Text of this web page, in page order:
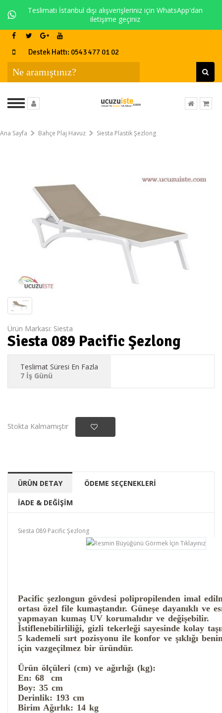
Teslimatı İstanbul dışı alışverişleriniz için WhatsApp'dan
iletişime geçiniz
Destek Hattı: 0543 477 01 02
Ana Sayfa Bahçe Plaj Havuz Siesta Plastik Şezlong
Ürün Markası: Siesta
Siesta 089 Pacific Şezlong
Teslimat Süresi En Fazla
7 İş Günü
Stokta Kalmamıştır
ÜRÜN DETAY ÖDEME SEÇENEKLERİ
İADE & DEĞİŞİM
Siesta 089 Pacific Şezlong
Pacific şezlongun gövdesi polipropilenden imal
ortası özel file kumaştandır. Güneşe dayanıklı ve
yapmayan kumaş UV korumalıdır ve değişebilir.
İstiflenebilirliliği, gizli tekerleği sayesinde kolay
5 kademeli sırt pozisyonu ile konfor ve şıklığı
için vazgeçilmez bir üründür.
Ürün ölçüleri (cm) ve ağırlığı (kg):
En: 68 cm
Boy: 35 cm
Derinlik: 193 cm
Birim Ağırlık: 14 kg